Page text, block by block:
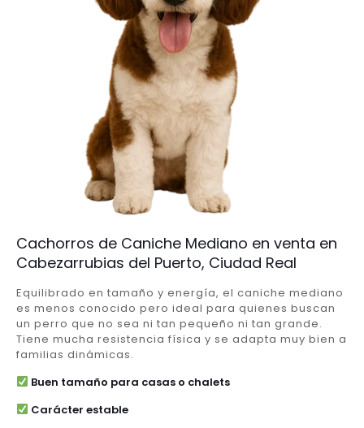
Cachorros de Caniche Mediano en venta en
Cabezarrubias del Puerto, Ciudad Real
Equilibrado en tamaño y energía, el caniche mediano
es menos conocido pero ideal para quienes buscan
un perro que no sea ni tan pequeño ni tan grande.
Tiene mucha resistencia física y se adapta muy bien a
familias dinámicas.
Buen tamaño para casas o chalets
Carácter estable